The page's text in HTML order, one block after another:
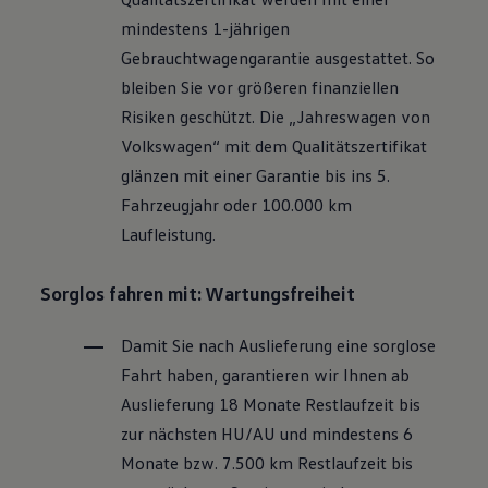
Räder und Reifen
Pannen- und Unfallhilfe
Volkswagen Teile
Zubehör
Schutz und Pflege
Transport
Individualisieren
Wallbox und Ladekabel
Volkswagen Apps, Login und Shop
Handy und Fahrzeug verbinden
Über Ihr Auto
Vorgängermodelle
Kundeninformationen
Volkswagen Kundenbetreuung
Warn- und Kontrollleuchten
Digitale Betriebsanleitung
mindestens 1-jährigen
Gebrauchtwagengarantie ausgestattet. So
bleiben Sie vor größeren finanziellen
Risiken geschützt. Die „Jahreswagen von
Volkswagen“ mit dem Qualitätszertifikat
glänzen mit einer Garantie bis ins 5.
Fahrzeugjahr oder 100.000 km
Laufleistung.
Sorglos fahren mit: Wartungsfreiheit
Damit Sie nach Auslieferung eine sorglose
Fahrt haben, garantieren wir Ihnen ab
Auslieferung 18 Monate Restlaufzeit bis
zur nächsten HU/AU und mindestens 6
Monate bzw. 7.500 km Restlaufzeit bis